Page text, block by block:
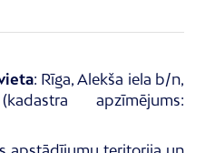
: Rīga, Alekša iela b/n,
apzīmējums: